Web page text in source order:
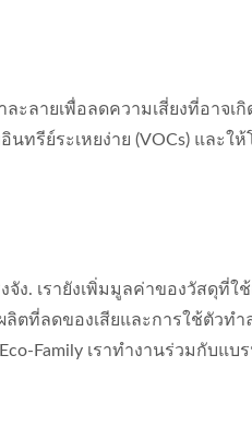
ะลายเพื่อลดความเสี่ยงที่อาจ
รีย์ระเหยง่าย (VOCs) และ
ง. เรายังเพิ่มมูลค่าของวัสดุที่
ที่ลดของเสียและการใช้ตัวทำ
Family เราทำงานร่วมกับแบ